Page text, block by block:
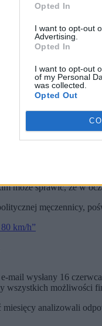
Opted In
I want to opt-out
Advertising.
Opted In
I want to opt-out
of my Personal
was collected.
Opted Out
sukcesy wyborcze.
Przestało
może sprawić, że w
męczennicy,
km/h”
mail wysłany 16
wszystkich możliwości
analizowali